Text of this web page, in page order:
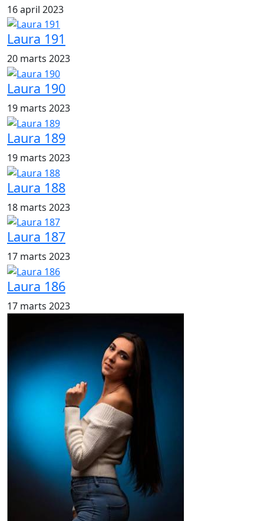
16 april 2023
Laura 191
20 marts 2023
Laura 190
19 marts 2023
Laura 189
19 marts 2023
Laura 188
18 marts 2023
Laura 187
17 marts 2023
Laura 186
17 marts 2023